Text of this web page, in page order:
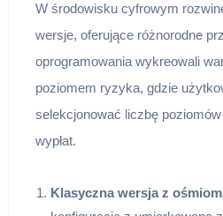
W środowisku cyfrowym
wersje, oferujące różnorodne
oprogramowania wykreowali
poziomem ryzyka, gdzie
selekcjonować liczbę poziomów
wypłat.
Klasyczna wersja z